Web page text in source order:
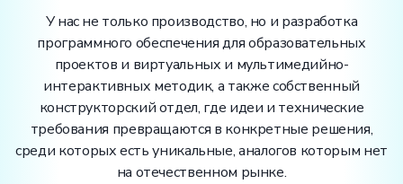
У нас не только производство, но и разработка
программного обеспечения для образовательных
проектов и виртуальных и мультимедийно-
интерактивных методик, а также собственный
конструкторский отдел, где идеи и технические
требования превращаются в конкретные решения,
среди которых есть уникальные, аналогов которым нет
на отечественном рынке.